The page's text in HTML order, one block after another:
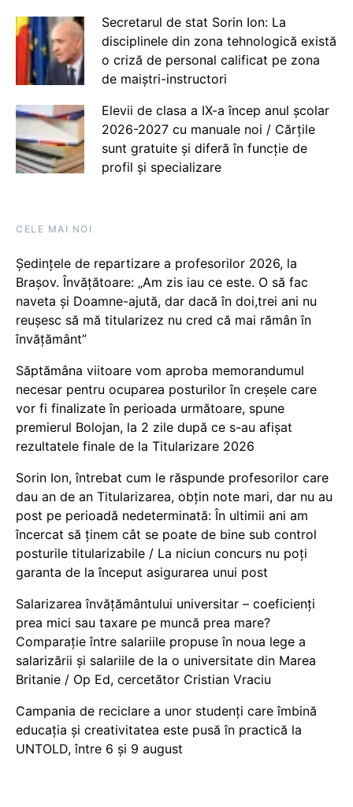
Secretarul de stat Sorin Ion: La
disciplinele din zona tehnologică există
o criză de personal calificat pe zona
de maiștri-instructori
Elevii de clasa a IX-a încep anul școlar
2026-2027 cu manuale noi / Cărțile
sunt gratuite și diferă în funcție de
profil și specializare
CELE MAI NOI
Ședințele de repartizare a profesorilor 2026, la
Brașov. Învățătoare: „Am zis iau ce este. O să fac
naveta și Doamne-ajută, dar dacă în doi,trei ani nu
reușesc să mă titularizez nu cred că mai rămân în
învățământ”
Săptămâna viitoare vom aproba memorandumul
necesar pentru ocuparea posturilor în creșele care
vor fi finalizate în perioada următoare, spune
premierul Bolojan, la 2 zile după ce s-au afișat
rezultatele finale de la Titularizare 2026
Sorin Ion, întrebat cum le răspunde profesorilor care
dau an de an Titularizarea, obțin note mari, dar nu au
post pe perioadă nedeterminată: În ultimii ani am
încercat să ținem cât se poate de bine sub control
posturile titularizabile / La niciun concurs nu poți
garanta de la început asigurarea unui post
Salarizarea învățământului universitar – coeficienți
prea mici sau taxare pe muncă prea mare?
Comparație între salariile propuse în noua lege a
salarizării și salariile de la o universitate din Marea
Britanie / Op Ed, cercetător Cristian Vraciu
Campania de reciclare a unor studenți care îmbină
educația și creativitatea este pusă în practică la
UNTOLD, între 6 și 9 august